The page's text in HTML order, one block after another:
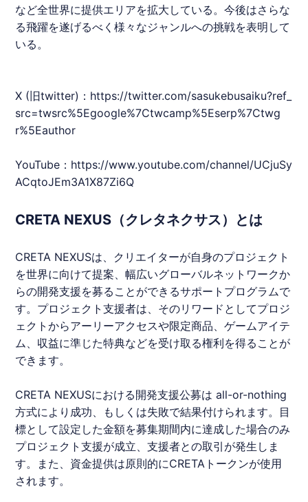
など全世界に提供エリアを拡大している。今後はさらな
る飛躍を遂げるべく様々なジャンルへの挑戦を表明して
いる。
X (旧twitter)： https://twitter.com/sasukebusaiku?ref_
src=twsrc%5Egoogle%7Ctwcamp%5Eserp%7Ctwg
r%5Eauthor
YouTube： https://www.youtube.com/channel/UCjuSy
ACqtoJEm3A1X87Zi6Q
CRETA NEXUS（クレタネクサス）とは
CRETA NEXUSは、クリエイターが自身のプロジェクト
を世界に向けて提案、幅広いグローバルネットワークか
らの開発支援を募ることができるサポートプログラムで
す。プロジェクト支援者は、そのリワードとしてプロジ
ェクトからアーリーアクセスや限定商品、ゲームアイテ
ム、収益に準じた特典などを受け取る権利を得ることが
できます。
CRETA NEXUSにおける開発支援公募は all-or-nothing
方式により成功、もしくは失敗で結果付けられます。目
標として設定した金額を募集期間内に達成した場合のみ
プロジェクト支援が成立、支援者との取引が発生しま
す。また、資金提供は原則的にCRETAトークンが使用
されます。